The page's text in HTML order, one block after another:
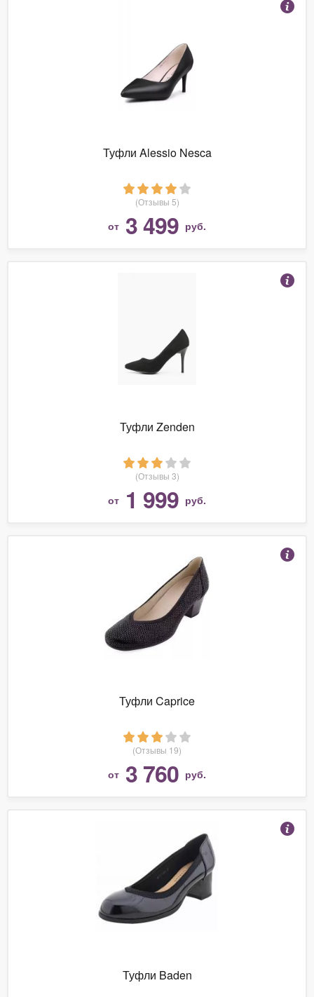
Туфли Alessio Nesca
(Отзывы 5)
от 3 499 руб.
Туфли Zenden
(Отзывы 3)
от 1 999 руб.
Туфли Caprice
(Отзывы 19)
от 3 760 руб.
Туфли Baden